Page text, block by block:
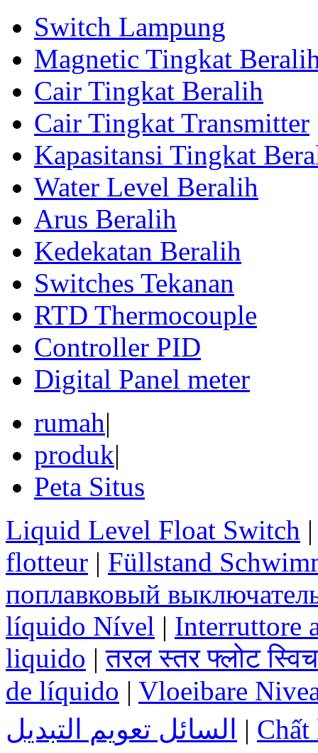
Switch Lampung
Magnetic Tingkat
Cair Tingkat Beralih
Cair Tingkat Transmitter
Kapasitansi Tingkat
Water Level Beralih
Arus Beralih
Kedekatan Beralih
Switches Tekanan
RTD Thermocouple
Controller PID
Digital Panel meter
rumah|
produk|
Peta Situs
Liquid Level Float Switch
flotteur | Füllstand
поплавковый
líquido Nível | Interruttore
liquido |तरल स्तर फ्लोट स्विच
de líquido | Vloeibare
السائل تعويم التبديل
|